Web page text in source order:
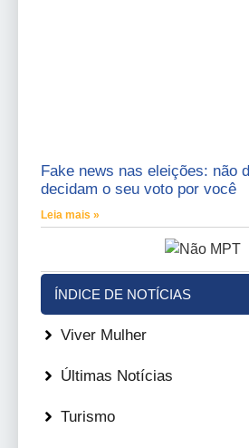
Fake news nas eleições: não
decidam o seu voto por você
Leia mais »
ÍNDICE DE NOTÍCIAS
Viver Mulher
Últimas Notícias
Turismo